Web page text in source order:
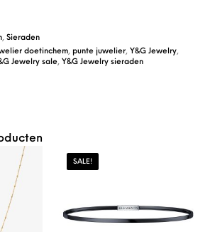
,Sieraden
doetinchem, punte juwelier, Y&G Jewelry,
Jewelry sale, Y&G Jewelry sieraden
SALE!